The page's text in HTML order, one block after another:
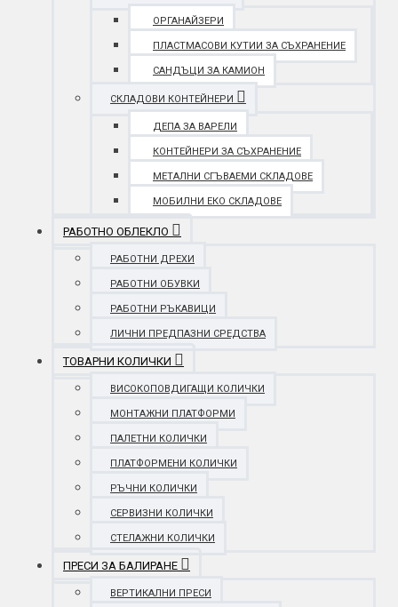
ОРГАНАЙЗЕРИ
ПЛАСТМАСОВИ КУТИИ ЗА СЪХРАНЕНИЕ
САНДЪЦИ ЗА КАМИОН
СКЛАДОВИ КОНТЕЙНЕРИ
ДЕПА ЗА ВАРЕЛИ
КОНТЕЙНЕРИ ЗА СЪХРАНЕНИЕ
МЕТАЛНИ СГЪВАЕМИ СКЛАДОВЕ
МОБИЛНИ ЕКО СКЛАДОВЕ
РАБОТНО ОБЛЕКЛО
РАБОТНИ ДРЕХИ
РАБОТНИ ОБУВКИ
РАБОТНИ РЪКАВИЦИ
ЛИЧНИ ПРЕДПАЗНИ СРЕДСТВА
ТОВАРНИ КОЛИЧКИ
ВИСОКОПОВДИГАЩИ КОЛИЧКИ
МОНТАЖНИ ПЛАТФОРМИ
ПАЛЕТНИ КОЛИЧКИ
ПЛАТФОРМЕНИ КОЛИЧКИ
РЪЧНИ КОЛИЧКИ
СЕРВИЗНИ КОЛИЧКИ
СТЕЛАЖНИ КОЛИЧКИ
ПРЕСИ ЗА БАЛИРАНЕ
ВЕРТИКАЛНИ ПРЕСИ